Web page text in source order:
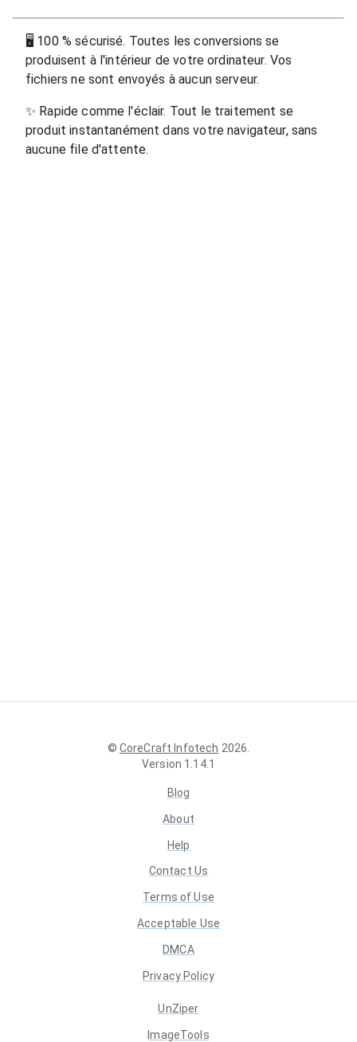
🖥 100 % sécurisé. Toutes les conversions se
produisent à l'intérieur de votre ordinateur. Vos
fichiers ne sont envoyés à aucun serveur.
✨ Rapide comme l'éclair. Tout le traitement se
produit instantanément dans votre navigateur, sans
aucune file d'attente.
© CoreCraft Infotech 2026
Version 1.14.1
Blog
About
Help
Contact Us
Terms of Use
Acceptable Use
DMCA
Privacy Policy
UnZiper
ImageTools